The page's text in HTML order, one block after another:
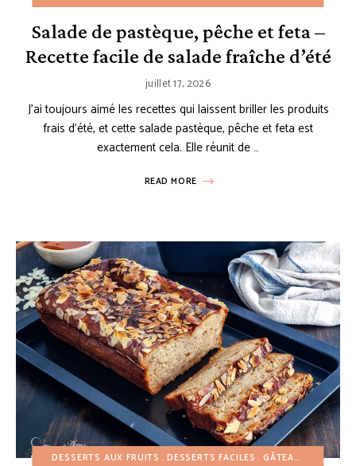
Salade de pastèque, pêche et feta –
Recette facile de salade fraîche d’été
juillet 17, 2026
J’ai toujours aimé les recettes qui laissent briller les produits
frais d’été, et cette salade pastèque, pêche et feta est
exactement cela. Elle réunit de …
READ MORE
DESSERTS AUX FRUITS DESSERTS FACILES GÂTEAUX ET BUNDT CAKES